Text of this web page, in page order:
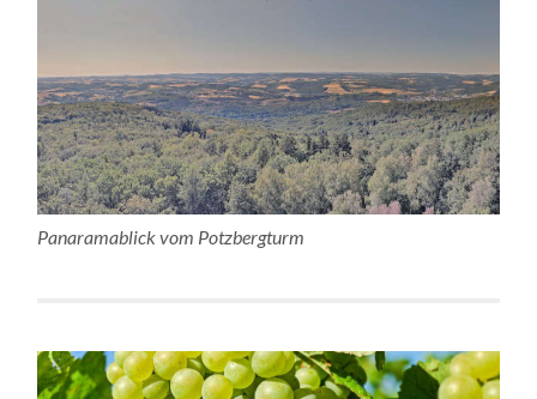
Panaramablick vom Potzbergturm